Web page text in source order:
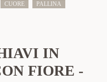
CUORE
PALLINA
IN
FIORE -